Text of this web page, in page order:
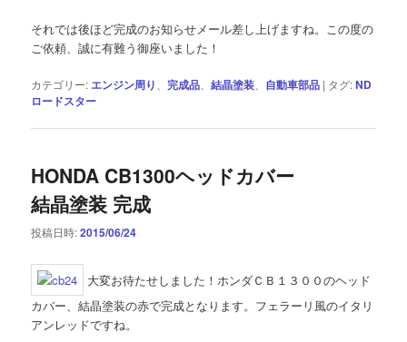
それでは後ほど完成のお知らせメール差し上げますね。この度の
ご依頼、誠に有難う御座いました！
カテゴリー: エンジン周り 、完成品 、結晶塗装 自動車部品 | タグ:ND
ロードスター
HONDA CB1300ヘッドカバー
結晶塗装 完成
投稿日時:2015/06/24
大変お待たせしました！ホンダＣＢ１３００のヘッド
カバー、結晶塗装の赤で完成となります。フェラーリ風のイタリ
アンレッドですね。